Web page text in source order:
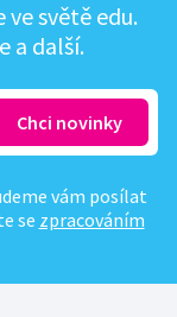
ve světě edu.
a další.
vám posílat
se zpracováním